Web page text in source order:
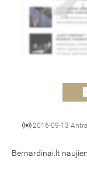
2016-09-13
Bernardinai.lt